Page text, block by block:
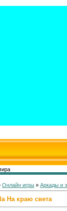
Онлайн игры » Аркады и
На краю света